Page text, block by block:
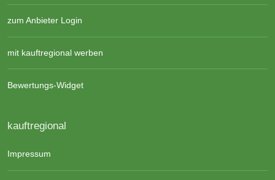
zum Anbieter Login
mit kauftregional werben
Bewertungs-Widget
kauftregional
Impressum